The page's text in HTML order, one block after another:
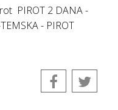
PIROT 2 DANA -
- PIROT